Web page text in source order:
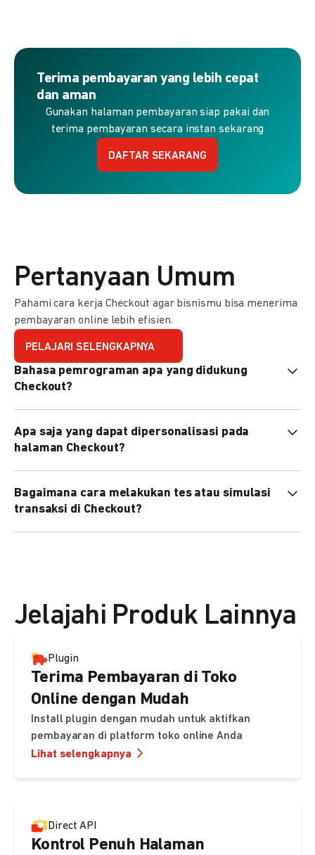
Terima pembayaran yang lebih cepat
dan aman
Gunakan halaman pembayaran siap pakai dan
terima pembayaran secara instan sekarang
DAFTAR SEKARANG
Pertanyaan Umum
Pahami cara kerja Checkout agar bisnismu bisa menerima
pembayaran online lebih efisien.
PELAJARI SELENGKAPNYA
Bahasa pemrograman apa yang didukung
Checkout?
PHP, Node.js, Go, dll).
Apa saja yang dapat dipersonalisasi pada
halaman Checkout?
preferensi bahasa, dan urutan metode pembayaran sesuai
kebutuhan brand Anda.
Bagaimana cara melakukan tes atau simulasi
transaksi di Checkout?
Jelajahi Produk Lainnya
Plugin
Terima Pembayaran di Toko
Online dengan Mudah
Install plugin dengan mudah untuk aktifkan
pembayaran di platform toko online Anda
Lihat selengkapnya
Direct API
Kontrol Penuh Halaman